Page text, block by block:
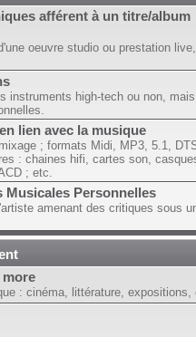
afférent à un titre/album
oeuvre studio ou prestation
instruments high-tech ou non,
lien avec la musique
; formats Midi, MP3, 5.1,
: chaines hifi, cartes son,
; etc.
Musicales Personnelles
amenant des critiques sous
: cinéma, littérature, expositions,